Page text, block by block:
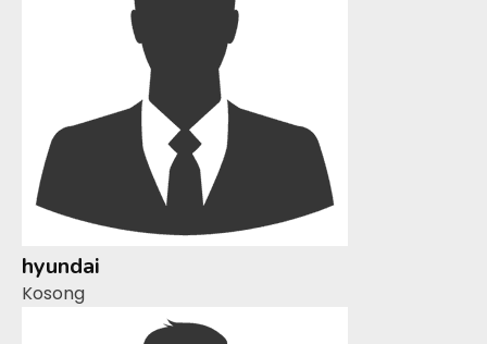
hyundai
Kosong